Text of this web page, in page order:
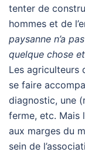
tenter de
hommes et de
paysanne n’a
quelque chose
Les agriculteurs
se faire
diagnostic, une
ferme, etc. Mais
aux marges du
sein de